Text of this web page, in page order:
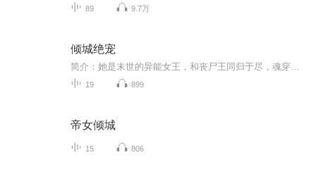
89 9.7万
倾城绝宠
19 899
帝女倾城
15 806